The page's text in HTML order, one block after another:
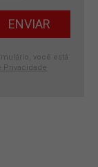
você está
Privacidade